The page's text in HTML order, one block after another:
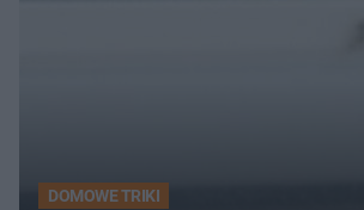
DOMOWE TRIKI